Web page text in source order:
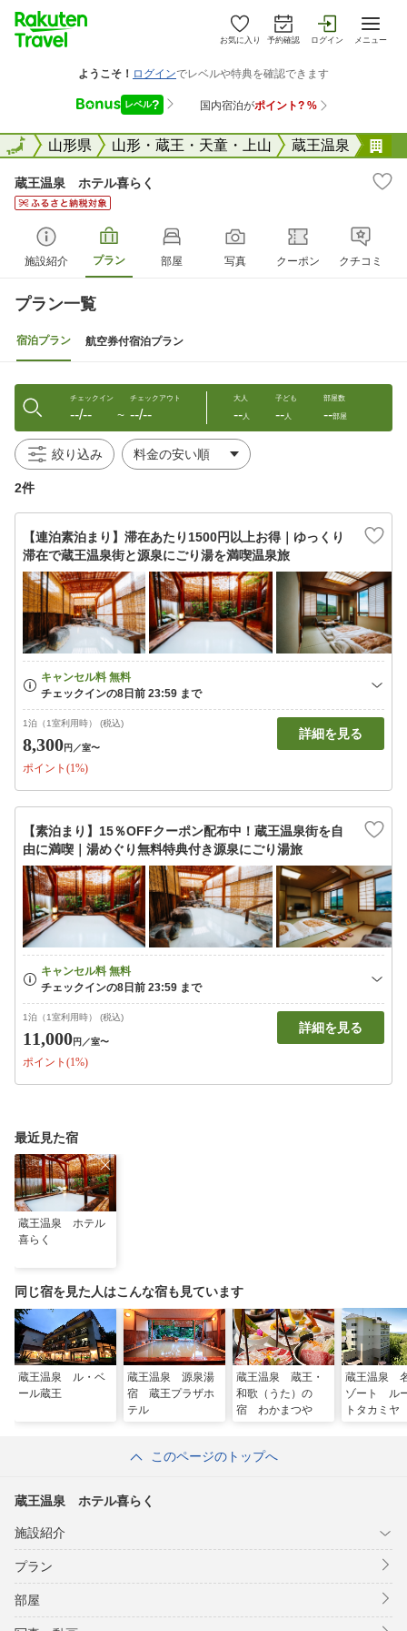
お気に入り 予約確認 ログイン メニュー
全国山形県 山形・蔵王・天童・上山 蔵王温泉
全国
蔵王温泉 ホテル喜らく
施設紹介 プラン 部屋 写真 クーポン クチコミ
プラン一覧
宿泊プラン 航空券付宿泊プラン
チェックイン
--/-- 〜
チェックアウト
--/--
大人
--人
子ども
--人
部屋数
--部屋
絞り込み
2件
【連泊素泊まり】滞在あたり1500円以上お得｜ゆっくり
滞在で蔵王温泉街と源泉にごり湯を満喫温泉旅
1泊（1室利用時） (税込)
8,300円 ／室〜
ポイント(1%)
詳細を見る
【素泊まり】15％OFFクーポン配布中！蔵王温泉街を自
由に満喫｜湯めぐり無料特典付き源泉にごり湯旅
1泊（1室利用時） (税込)
11,000円 ／室〜
ポイント(1%)
詳細を見る
最近見た宿
蔵王温泉 ホテル
喜らく
同じ宿を見た人はこんな宿も見ています
蔵王温泉 ル・ベ
ール蔵王
蔵王温泉 源泉湯
宿 蔵王プラザホ
テル
蔵王温泉 蔵王・
和歌（うた）の
宿 わかまつや
蔵王温泉
ゾート ル
トタカミヤ
このページのトップへ
蔵王温泉 ホテル喜らく
施設紹介
プラン
部屋